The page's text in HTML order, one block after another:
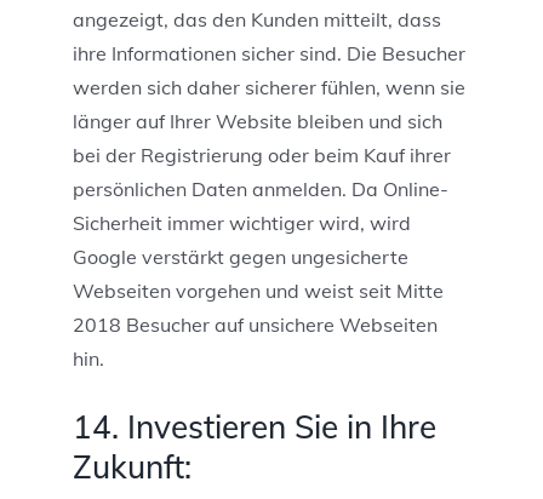
angezeigt, das den Kunden mitteilt, dass
ihre Informationen sicher sind. Die Besucher
werden sich daher sicherer fühlen, wenn sie
länger auf Ihrer Website bleiben und sich
bei der Registrierung oder beim Kauf ihrer
persönlichen Daten anmelden. Da Online-
Sicherheit immer wichtiger wird, wird
Google verstärkt gegen ungesicherte
Webseiten vorgehen und weist seit Mitte
2018 Besucher auf unsichere Webseiten
hin.
14. Investieren Sie in Ihre
Zukunft: